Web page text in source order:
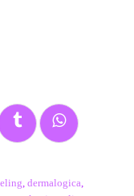
, dermalogica,